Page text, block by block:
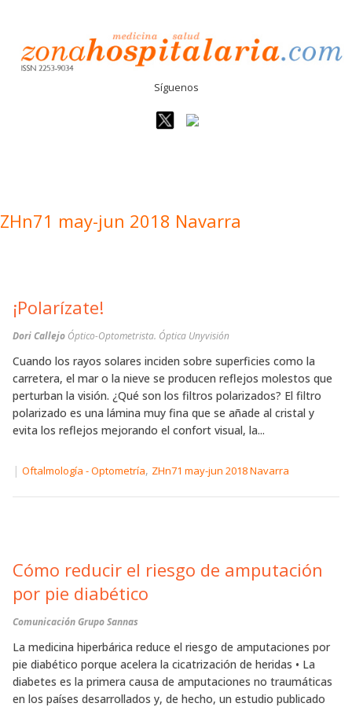
Síguenos
ZHn71 may-jun 2018 Navarra
¡Polarízate!
Dori Callejo Óptico-Optometrista. Óptica Unyvisión
Cuando los rayos solares inciden sobre superficies como la
carretera, el mar o la nieve se producen reflejos molestos que
perturban la visión. ¿Qué son los filtros polarizados? El filtro
polarizado es una lámina muy fina que se añade al cristal y
evita los reflejos mejorando el confort visual, la...
| Oftalmología - Optometría, ZHn71 may-jun 2018 Navarra
Cómo reducir el riesgo de amputación
por pie diabético
Comunicación Grupo Sannas
La medicina hiperbárica reduce el riesgo de amputaciones por
pie diabético porque acelera la cicatrización de heridas • La
diabetes es la primera causa de amputaciones no traumáticas
en los países desarrollados y, de hecho, un estudio publicado